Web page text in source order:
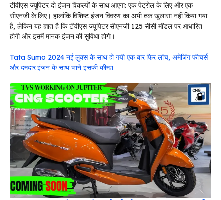
टीवीएस ज्यूपिटर दो इंजन विकल्पों के साथ आएगा: एक पेट्रोल के लिए और एक
सीएनजी के लिए। हालांकि विशिष्ट इंजन विवरण का अभी तक खुलासा नहीं किया गया
है, लेकिन यह ज्ञात है कि टीवीएस ज्यूपिटर सीएनजी 125 सीसी मॉडल पर आधारित
होगी और इसमें मानक इंजन की सुविधा होगी।
Tata Sumo 2024 नई लुक्स के साथ हो गयी एक बार फिर लांच, अमेजिंग फीचर्स
और दमदार इंजन के साथ जाने इसकी कीमत